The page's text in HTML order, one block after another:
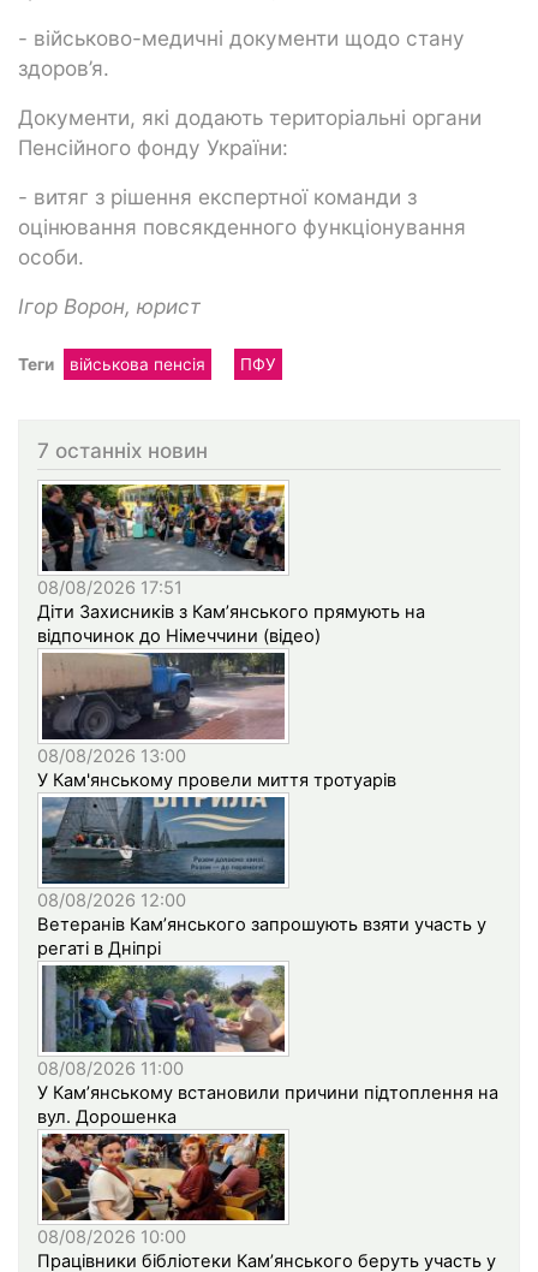
- військово-медичні документи щодо стану
здоров’я.
Документи, які додають територіальні органи
Пенсійного фонду України:
- витяг з рішення експертної команди з
оцінювання повсякденного функціонування
особи.
Ігор Ворон, юрист
Теги військова пенсія ПФУ
7 останніх новин
08/08/2026 17:51
Діти Захисників з Кам’янського прямують на
відпочинок до Німеччини (відео)
08/08/2026 13:00
У Кам'янському провели миття тротуарів
08/08/2026 12:00
Ветеранів Кам’янського запрошують взяти участь у
регаті в Дніпрі
08/08/2026 11:00
У Кам’янському встановили причини підтоплення на
вул. Дорошенка
08/08/2026 10:00
Працівники бібліотеки Кам’янського беруть участь у